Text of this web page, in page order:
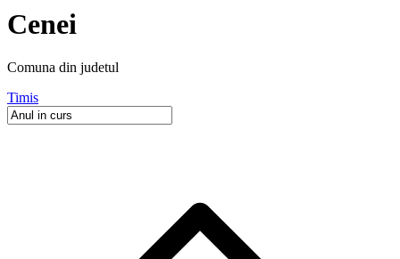
Cenei
Comuna din judetul
Timis